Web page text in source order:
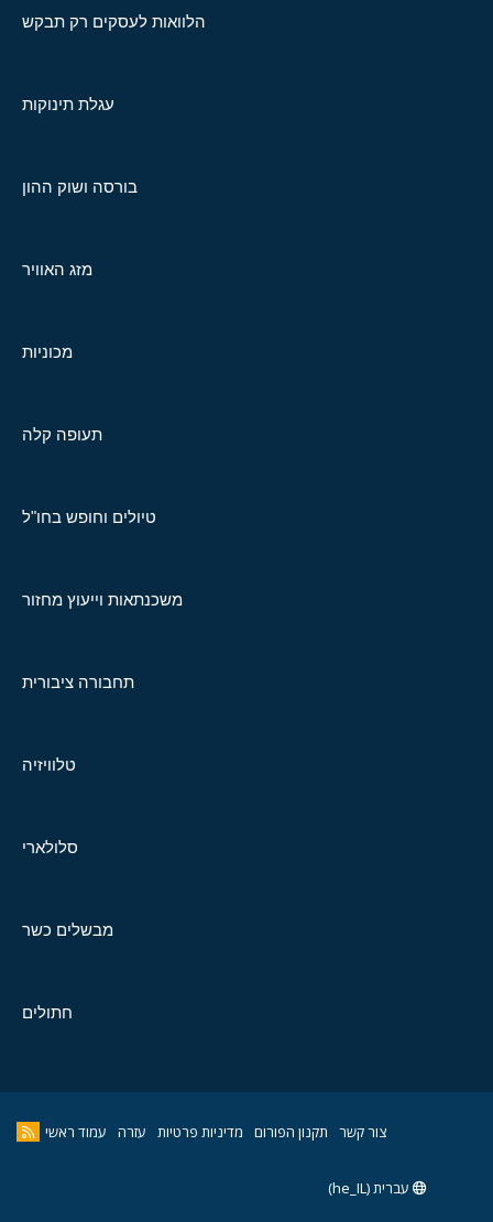
הלוואות לעסקים רק תבקש
עגלת תינוקות
בורסה ושוק ההון
מזג האוויר
מכוניות
תעופה קלה
טיולים וחופש בחו"ל
משכנתאות וייעוץ מחזור
תחבורה ציבורית
טלוויזיה
סלולארי
מבשלים כשר
חתולים
צור קשר תקנון הפורום מדיניות פרטיות עזרה עמוד ראשי
עברית (he_IL)